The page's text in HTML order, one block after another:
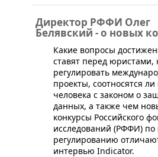
Директор РФФИ Олег
Белявский - о новых
Какие вопросы
ставят перед юристами,
регулировать
проекты, соотносятся
человека с законом о
данных, а также чем
конкурсы Российского
исследований (РФФИ) по
регулированию
интервью Indicator.